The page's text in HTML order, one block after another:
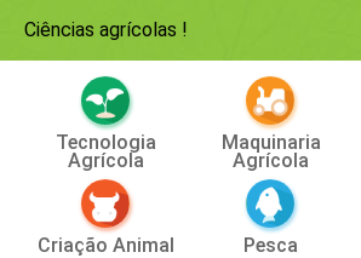
Ciências agrícolas !
Tecnologia
Agrícola
Maquinaria
Agrícola
Criação Animal Pesca